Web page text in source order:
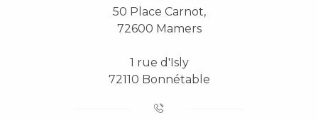
50 Place Carnot,
72600 Mamers
1 rue d'Isly
72110 Bonnétable